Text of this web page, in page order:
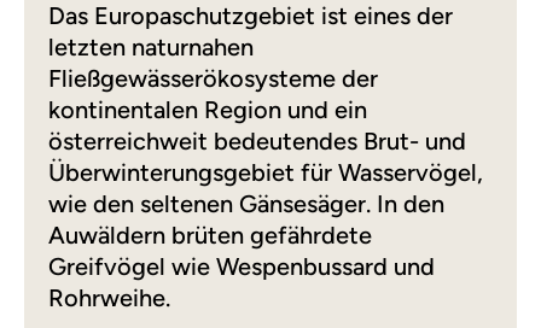
Das Europaschutzgebiet ist eines der
letzten naturnahen
Fließgewässerökosysteme der
kontinentalen Region und ein
österreichweit bedeutendes Brut- und
Überwinterungsgebiet für Wasservögel,
wie den seltenen Gänsesäger. In den
Auwäldern brüten gefährdete
Greifvögel wie Wespenbussard und
Rohrweihe.